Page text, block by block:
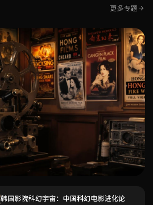
更多专题
韩国影院科幻宇宙：中国科幻电影进化论